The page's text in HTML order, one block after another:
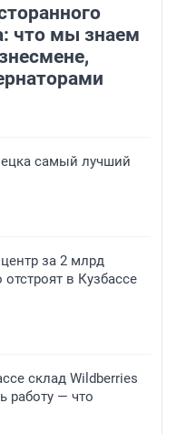
что мы знаем
самый лучший
за 2 млрд
в Кузбассе
склад Wildberries
работу — что